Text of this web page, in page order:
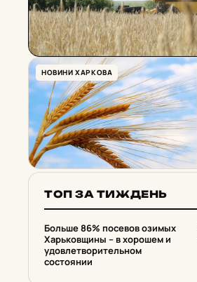
НОВИНИ ХАРКОВА
ТОП ЗА ТИЖДЕНЬ
1
Больше 86% посевов озимых
Харьковщины – в хорошем и
удовлетворительном
состоянии